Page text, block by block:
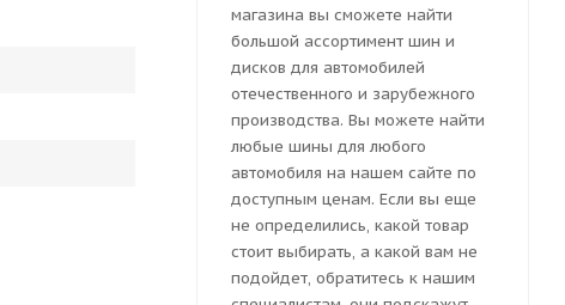
магазина вы сможете найти
большой ассортимент шин и
дисков для автомобилей
отечественного и зарубежного
производства. Вы можете найти
любые шины для любого
автомобиля на нашем сайте по
доступным ценам. Если вы еще
не определились, какой товар
стоит выбирать, а какой вам не
подойдет, обратитесь к нашим